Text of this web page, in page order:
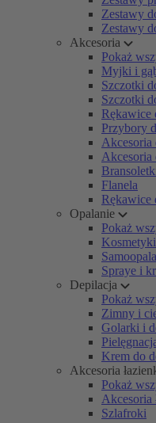
Zestawy
Zestawy
Akcesoria
Pokaż
Myjki i
Szczotki
Szczotki
Rękawice
Przybory
Akcesoria
Akcesoria
Flanela
Rękawice
Opalanie
Pokaż
Spraye i
Depilacja
Pokaż
Zimny i
Golarki i
Krem do
Akcesoria
Pokaż
Akcesoria
Szlafroki